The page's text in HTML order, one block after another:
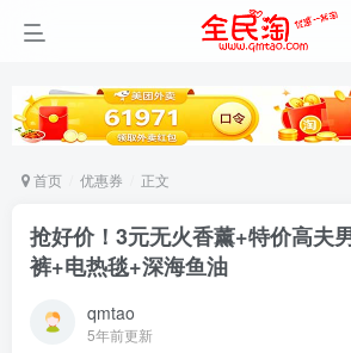
首页 优惠券 正文
抢好价！3元无火香薰+特价高夫
裤+电热毯+深海鱼油
qmtao
5年前更新